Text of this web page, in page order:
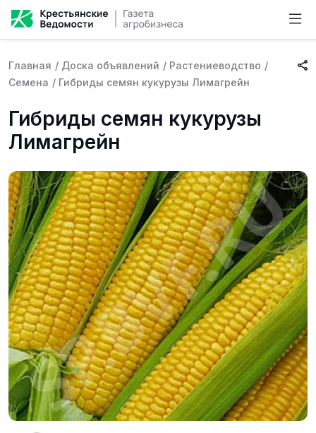
Главная / Доска объявлений / Растениеводство /
Семена / Гибриды семян кукурузы Лимагрейн
Гибриды семян кукурузы
Лимагрейн